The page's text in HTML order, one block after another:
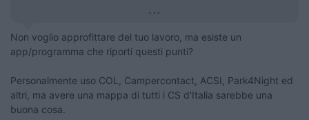
...
Non voglio approfittare del tuo lavoro, ma esiste un
app/programma che riporti questi punti?
Personalmente uso COL, Campercontact, ACSI, Park4Night ed
altri, ma avere una mappa di tutti i CS d'Italia sarebbe una
buona cosa.